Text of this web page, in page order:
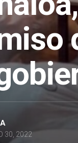
30, 2022